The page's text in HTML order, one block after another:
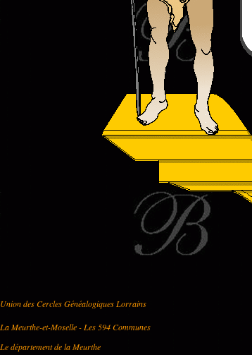
Union des Cercles Généalogiques Lorrains
La Meurthe-et-Moselle - Les 594 Communes
Le département de la Meurthe